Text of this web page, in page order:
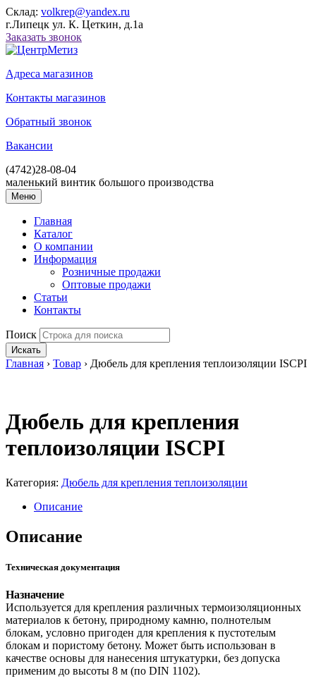
Склад: volkrep@yandex.ru
г.Липецк ул. К. Цеткин, д.1а
Заказать звонок
Адреса магазинов
Контакты магазинов
Обратный звонок
Вакансии
(4742)28-08-04
маленький винтик большого производства
Меню
Главная
Каталог
О компании
Информация
Розничные продажи
Оптовые продажи
Статьи
Контакты
Поиск
Искать
Главная › Товар › Дюбель для крепления теплоизоляции ISCPI
Дюбель для крепления
теплоизоляции ISCPI
Категория: Дюбель для крепления теплоизоляции
Описание
Описание
Техническая документация
Назначение
Используется для крепления различных термоизоляционных
материалов к бетону, природному камню, полнотелым
блокам, условно пригоден для крепления к пустотелым
блокам и пористому бетону. Может быть использован в
качестве основы для нанесения штукатурки, без допуска
применим до высоты 8 м (по DIN 1102).